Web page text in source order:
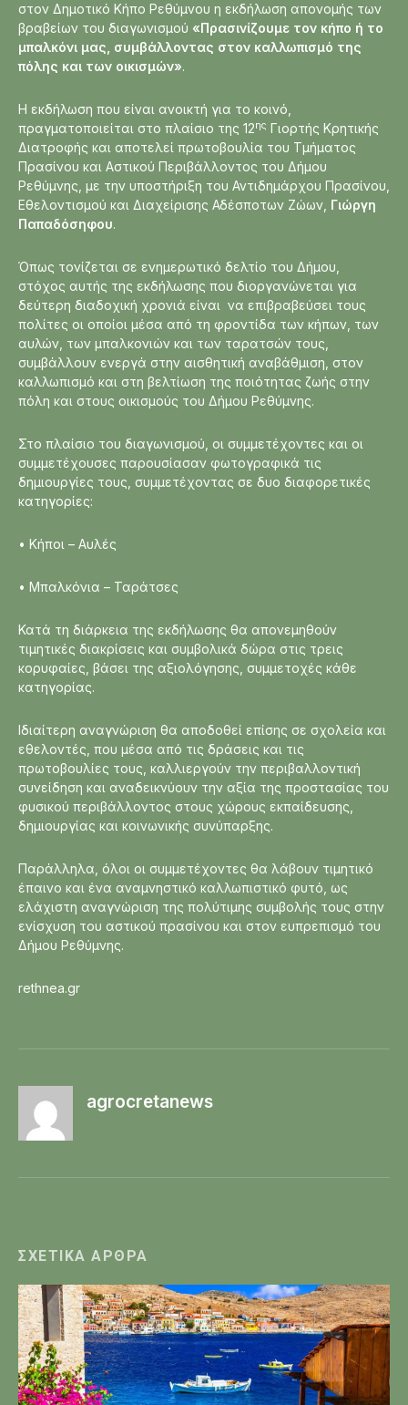
στον Δημοτικό Κήπο Ρεθύμνου η εκδήλωση απονομής των
βραβείων του διαγωνισμού «Πρασινίζουμε τον κήπο ή το
μπαλκόνι μας, συμβάλλοντας στον καλλωπισμό της
πόλης και των οικισμών».
Η εκδήλωση που είναι ανοικτή για το κοινό,
πραγματοποιείται στο πλαίσιο της 12ης Γιορτής Κρητικής
Διατροφής και αποτελεί πρωτοβουλία του Τμήματος
Πρασίνου και Αστικού Περιβάλλοντος του Δήμου
Ρεθύμνης, με την υποστήριξη του Αντιδημάρχου Πρασίνου,
Εθελοντισμού και Διαχείρισης Αδέσποτων Ζώων, Γιώργη
Παπαδόσηφου.
Όπως τονίζεται σε ενημερωτικό δελτίο του Δήμου,
στόχος αυτής της εκδήλωσης που διοργανώνεται για
δεύτερη διαδοχική χρονιά είναι να επιβραβεύσει τους
πολίτες οι οποίοι μέσα από τη φροντίδα των κήπων, των
αυλών, των μπαλκονιών και των ταρατσών τους,
συμβάλλουν ενεργά στην αισθητική αναβάθμιση, στον
καλλωπισμό και στη βελτίωση της ποιότητας ζωής στην
πόλη και στους οικισμούς του Δήμου Ρεθύμνης.
Στο πλαίσιο του διαγωνισμού, οι συμμετέχοντες και οι
συμμετέχουσες παρουσίασαν φωτογραφικά τις
δημιουργίες τους, συμμετέχοντας σε δυο διαφορετικές
κατηγορίες:
• Κήποι – Αυλές
• Μπαλκόνια – Ταράτσες
Κατά τη διάρκεια της εκδήλωσης θα απονεμηθούν
τιμητικές διακρίσεις και συμβολικά δώρα στις τρεις
κορυφαίες, βάσει της αξιολόγησης, συμμετοχές κάθε
κατηγορίας.
Ιδιαίτερη αναγνώριση θα αποδοθεί επίσης σε σχολεία και
εθελοντές, που μέσα από τις δράσεις και τις
πρωτοβουλίες τους, καλλιεργούν την περιβαλλοντική
συνείδηση και αναδεικνύουν την αξία της προστασίας του
φυσικού περιβάλλοντος στους χώρους εκπαίδευσης,
δημιουργίας και κοινωνικής συνύπαρξης.
Παράλληλα, όλοι οι συμμετέχοντες θα λάβουν τιμητικό
έπαινο και ένα αναμνηστικό καλλωπιστικό φυτό, ως
ελάχιστη αναγνώριση της πολύτιμης συμβολής τους στην
ενίσχυση του αστικού πρασίνου και στον ευπρεπισμό του
Δήμου Ρεθύμνης.
rethnea.gr
agrocretanews
ΣΧΕΤΙΚΆ ΆΡΘΡΑ